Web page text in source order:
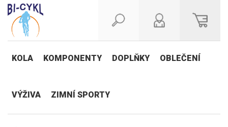
KOLA KOMPONENTY DOPLŇKY OBLEČENÍ
VÝŽIVA ZIMNÍ SPORTY